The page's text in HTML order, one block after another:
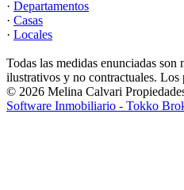
· Departamentos
· Casas
· Locales
Todas las medidas enunciadas
ilustrativos y no contractuales. Los
© 2026 Melina Calvari
Software Inmobiliario - Tokko